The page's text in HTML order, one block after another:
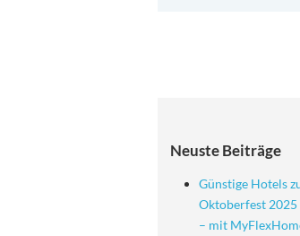
Neuste Beiträge
Günstige Hotels
Oktoberfest
– mit